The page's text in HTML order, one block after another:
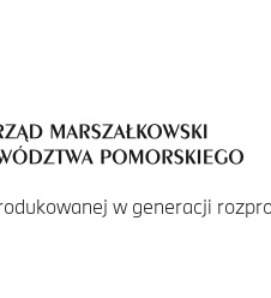
w generacji